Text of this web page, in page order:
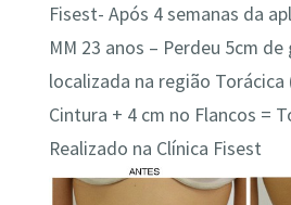
Fisest- Após 4 semanas da
MM 23 anos – Perdeu 5cm
localizada na região Torácica
Cintura + 4 cm no Flancos =
Realizado na Clínica Fisest